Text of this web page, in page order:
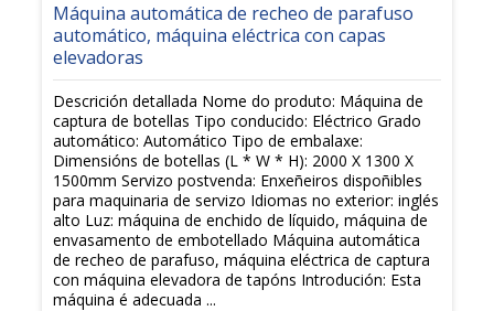
Máquina automática de recheo de parafuso
automático, máquina eléctrica con capas
elevadoras
Descrición detallada Nome do produto: Máquina de
captura de botellas Tipo conducido: Eléctrico Grado
automático: Automático Tipo de embalaxe:
Dimensións de botellas (L * W * H): 2000 X 1300 X
1500mm Servizo postvenda: Enxeñeiros dispoñibles
para maquinaria de servizo Idiomas no exterior: inglés
alto Luz: máquina de enchido de líquido, máquina de
envasamento de embotellado Máquina automática
de recheo de parafuso, máquina eléctrica de captura
con máquina elevadora de tapóns Introdución: Esta
máquina é adecuada ...